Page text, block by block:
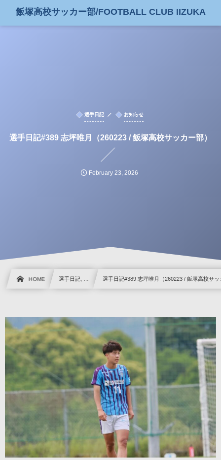
飯塚高校サッカー部/FOOTBALL CLUB IIZUKA
選手日記 お知らせ
選手日記#389 志坪唯月（260223 / 飯塚高校サッカー部）
February 23 2026
HOME 選手日記, … 選手日記#389 志坪唯月（260223 / 飯塚高校サッ